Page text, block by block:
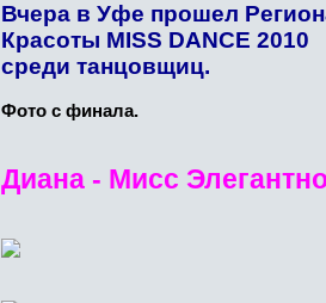
Вчера в Уфе прошел
Красоты MISS DANCE 2010
среди танцовщиц.
Фото с финала.
Диана - Мисс